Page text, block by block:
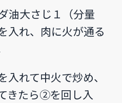
油大さじ１（分量
入れ、肉に火が通る
れて中火で炒め、
きたら②を回し入